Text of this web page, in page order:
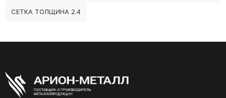
СЕТКА ТОЛЩИНА 2.4